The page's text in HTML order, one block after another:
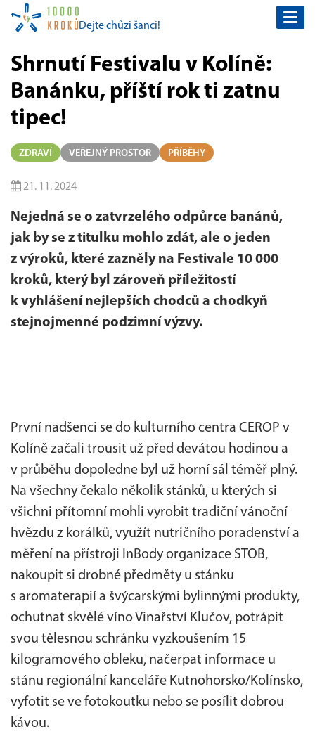
Dejte chůzi šanci!
Shrnutí Festivalu v Kolíně:
Banánku, příští rok ti zatnu
tipec!
ZDRAVÍ VEŘEJNÝ PROSTOR PŘÍBĚHY
21. 11. 2024
Nejedná se o zatvrzelého odpůrce banánů,
jak by se z titulku mohlo zdát, ale o jeden
z výroků, které zazněly na Festivale 10 000
kroků, který byl zároveň příležitostí
k vyhlášení nejlepších chodců a chodkyň
stejnojmenné podzimní výzvy.
První nadšenci se do kulturního centra CEROP v
Kolíně začali trousit už před devátou hodinou a
v průběhu dopoledne byl už horní sál téměř plný.
Na všechny čekalo několik stánků, u kterých si
všichni přítomní mohli vyrobit tradiční vánoční
hvězdu z korálků, využít nutričního poradenství a
měření na přístroji InBody organizace STOB,
nakoupit si drobné předměty u stánku
s aromaterapií a švýcarskými bylinnými produkty,
ochutnat skvělé víno Vinařství Klučov, potrápit
svou tělesnou schránku vyzkoušením 15
kilogramového obleku, načerpat informace u
stánu regionální kanceláře Kutnohorsko/Kolínsko,
vyfotit se ve fotokoutku nebo se posílit dobrou
kávou.